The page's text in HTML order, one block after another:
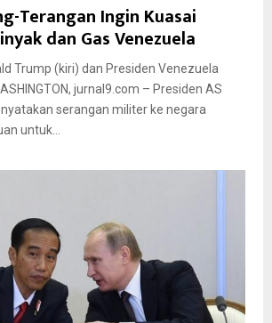
Terangan Ingin Kuasai
dan Gas Venezuela
Trump (kiri) dan Presiden Venezuela
jurnal9.com – Presiden AS
serangan militer ke negara
untuk...